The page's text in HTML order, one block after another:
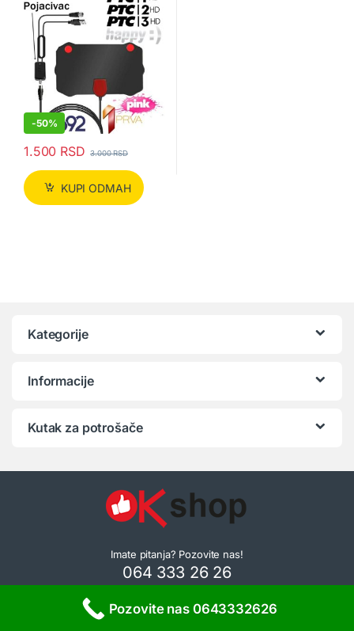
-50%
1.500 RSD 3.000RSD
KUPI ODMAH
Kategorije
Informacije
Kutak za potrošače
Imate pitanja? Pozovite nas!
064 333 26 26
Pozovite nas 0643332626